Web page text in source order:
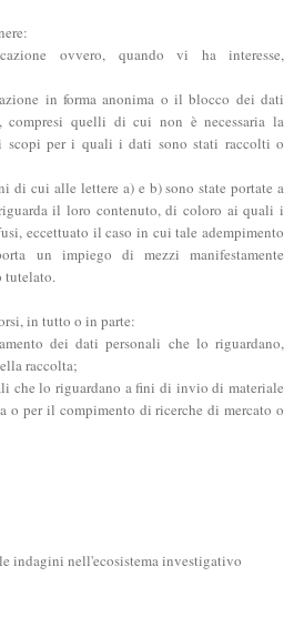
ovvero, quando vi ha interesse,
in forma anonima o il blocco dei dati
quelli di cui non è necessaria la
scopi per i quali i dati sono stati raccolti o
di cui alle lettere a) e b) sono state portate a
il loro contenuto, di coloro ai quali i
eccettuato il caso in cui tale adempimento
un impiego di mezzi manifestamente
tutelato.
in tutto o in parte:
dei dati personali che lo riguardano,
raccolta;
che lo riguardano a fini di invio di materiale
per il compimento di ricerche di mercato o
indagini nell'ecosistema investigativo